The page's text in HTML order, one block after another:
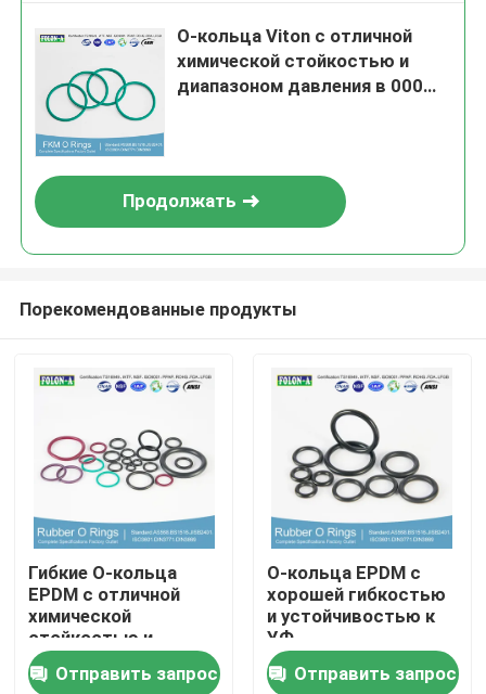
Главная страница
О-кольца Viton с отличной
химической стойкостью и
диапазоном давления в 000
Продолжать
Порекомендованные продукты
Гибкие О-кольца
EPDM с отличной
химической
стойкостью и
хорошей
устойчивостью к УФ
Отправить запрос
О-кольца EPDM с
хорошей гибкостью
и устойчивостью к
УФ
Отправить запрос